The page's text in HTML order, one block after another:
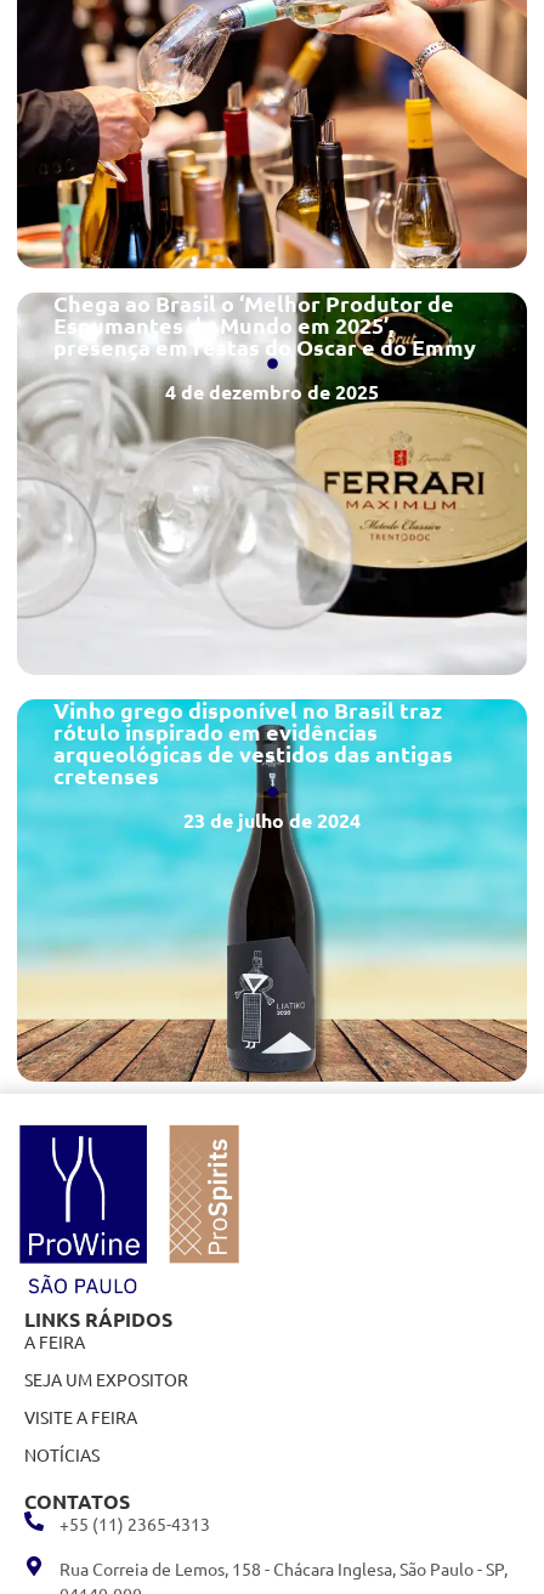
Chega ao Brasil o ‘Melhor Produtor de
Espumantes do Mundo em 2025’,
presença em festas do Oscar e do Emmy
4 de dezembro de 2025
Vinho grego disponível no Brasil traz
rótulo inspirado em evidências
arqueológicas de vestidos das antigas
cretenses
23 de julho de 2024
LINKS RÁPIDOS
A FEIRA
SEJA UM EXPOSITOR
VISITE A FEIRA
NOTÍCIAS
+55 (11) 2365-4313
Rua Correia de Lemos, 158 - Chácara Inglesa, São Paulo - SP,
CONTATOS